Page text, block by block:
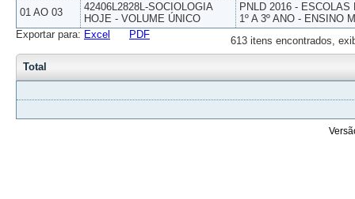
01 AO 03
42406L2828L-SOCIOLOGIA
HOJE - VOLUME ÚNICO
PNLD 2016 -
1º A 3º ANO - ENSINO
613 itens encontrados,
Exportar para: Excel PDF
Total